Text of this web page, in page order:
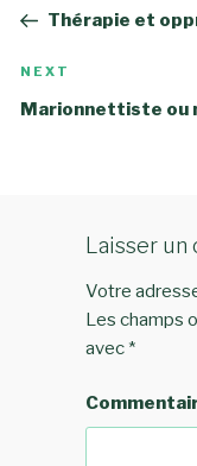
l’article
PostThérapie et
Next
Post
NEXT
Marionnettiste ou
Laisser un
Votre
Les champs
avec *